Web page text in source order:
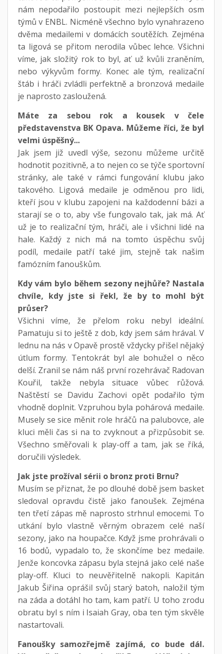
nám nepodařilo postoupit mezi nejlepších osm
týmů v ENBL. Nicméně všechno bylo vynahrazeno
dvěma medailemi v domácích soutěžích. Zejména
ta ligová se přitom nerodila vůbec lehce. Všichni
víme, jak složitý rok to byl, ať už kvůli zraněním,
nebo výkyvům formy. Konec ale tým, realizační
štáb i hráči zvládli perfektně a bronzová medaile
je naprosto zasloužená.
Máte za sebou rok a kousek v čele
představenstva BK Opava. Můžeme říci, že byl
velmi úspěšný...
Jak jsem již uvedl výše, sezonu můžeme určitě
hodnotit pozitivně, a to nejen co se týče sportovní
stránky, ale také v rámci fungování klubu jako
takového. Ligová medaile je odměnou pro lidi,
kteří jsou v klubu zapojeni na každodenní bázi a
starají se o to, aby vše fungovalo tak, jak má. Ať
už je to realizační tým, hráči, ale i všichni lidé na
hale. Každý z nich má na tomto úspěchu svůj
podíl, medaile patří také jim, stejně tak našim
famózním fanouškům.
Kdy vám bylo během sezony nejhůře? Nastala
chvíle, kdy jste si řekl, že by to mohl být
průser?
Všichni víme, že přelom roku nebyl ideální.
Pamatuju si to ještě z dob, kdy jsem sám hrával. V
lednu na nás v Opavě prostě vždycky přišel nějaký
útlum formy. Tentokrát byl ale bohužel o něco
delší. Zranil se nám náš první rozehrávač Radovan
Kouřil, takže nebyla situace vůbec růžová.
Naštěstí se Davidu Zachovi opět podařilo tým
vhodně doplnit. Vzpruhou byla pohárová medaile.
Musely se sice měnit role hráčů na palubovce, ale
kluci měli čas si na to zvyknout a přizpůsobit se.
Všechno směřovali k play-off a tam, jak se říká,
doručili výsledek.
Jak jste prožíval sérii o bronz proti Brnu?
Musím se přiznat, že po dlouhé době jsem basket
sledoval opravdu čistě jako fanoušek. Zejména
ten třetí zápas mě naprosto strhnul emocemi. To
utkání bylo vlastně věrným obrazem celé naší
sezony, jako na houpačce. Když jsme prohrávali o
16 bodů, vypadalo to, že skončíme bez medaile.
Jenže koncovka zápasu byla stejná jako celé naše
play-off. Kluci to neuvěřitelně nakopli. Kapitán
Jakub Šiřina oprášil svůj starý batoh, naložil tým
na záda a dotáhl ho tam, kam patří. U toho zrodu
obratu byl s ním i Isaiah Gray, oba ten tým skvěle
nastartovali.
Fanoušky samozřejmě zajímá, co bude dál.